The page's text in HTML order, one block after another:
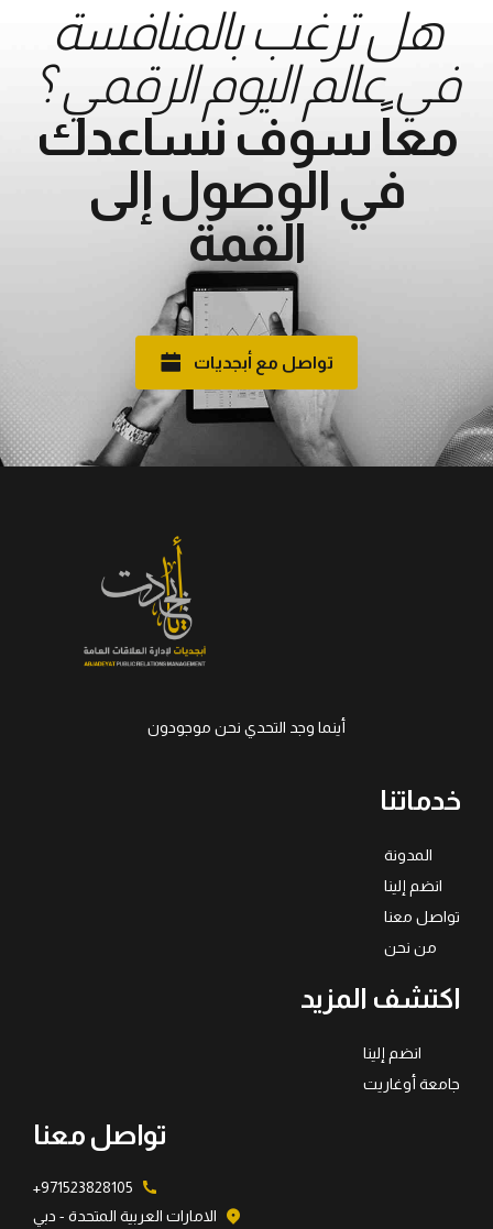
هل ترغب بالمنافسة
في عالم اليوم الرقمي ؟
معاً سوف نساعدك
في الوصول إلى
القمة
تواصل مع أبجديات
أينما وجد التحدي نحن موجودون
خدماتنا
المدونة
انضم إلينا
تواصل معنا
من نحن
اكتشف المزيد
انضم إلينا
جامعة أوغاريت
تواصل معنا
971523828105+
الامارات العربية المتحدة - دبي